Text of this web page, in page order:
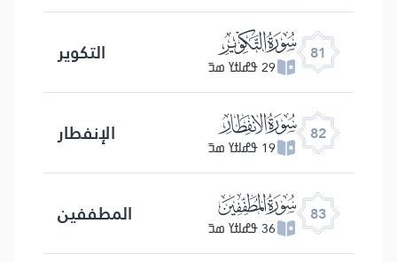
81 ﯾ
29 ߟߝߊߙߌ ߘߏ߫ التكویر
82 ﯿ
19 ߟߝߊߙߌ ߘߏ߫ الإنفطار
83 ﰀ
36 ߟߝߊߙߌ ߘߏ߫ المطففین